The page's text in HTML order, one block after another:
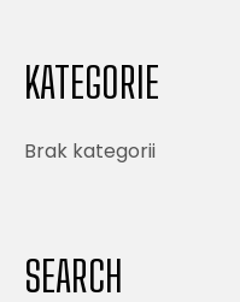
KATEGORIE
Brak kategorii
SEARCH